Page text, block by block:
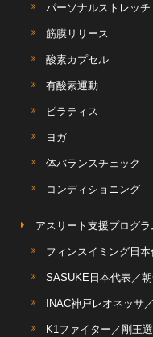
パーソナルストレッチ
筋膜リリース
酸素カプセル
有酸素運動
ピラティス
ヨガ
体バランスチェック
コンディショニング
アスリート支援プログラ
フィンスイミング日
SASUKE日本代表／
INAC神戸レオネッサ
K1ファイター／剛王